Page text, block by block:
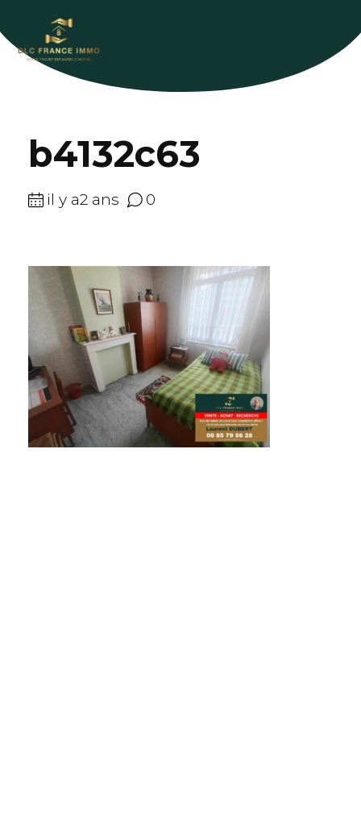
b4132c63
il y a2 ans 0